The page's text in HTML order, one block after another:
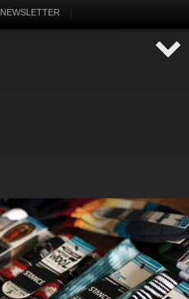
NEWSLETTER